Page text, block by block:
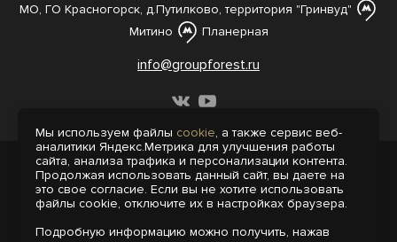
МО, ГО Красногорск, д.Путилково, территория "Гринвуд"
Митино
Планерная
info@groupforest.ru
© 2005-, 2026 Все права защищены
Информация, представленная на сайте,
не является публичной офертой.
Мы используем файлы cookie, а также сервис веб-
аналитики Яндекс.Метрика для улучшения работы
сайта, анализа трафика и персонализации контента.
Продолжая использовать данный сайт, вы даете на
это свое согласие. Если вы не хотите использовать
файлы cookie, отключите их в настройках браузера.
Подробную информацию можно получить, нажав